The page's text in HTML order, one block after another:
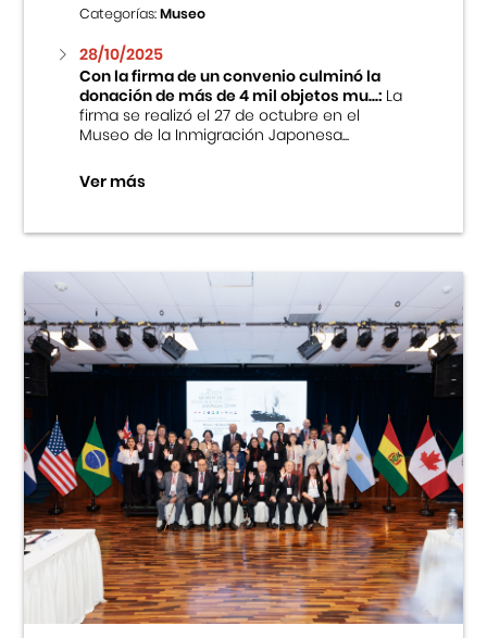
Categorías:Museo
28/10/2025
Con la firma de un convenio culminó la
donación de más de 4 mil objetos mu...:La
firma se realizó el 27 de octubre en el
Museo de la Inmigración Japonesa...
Ver más